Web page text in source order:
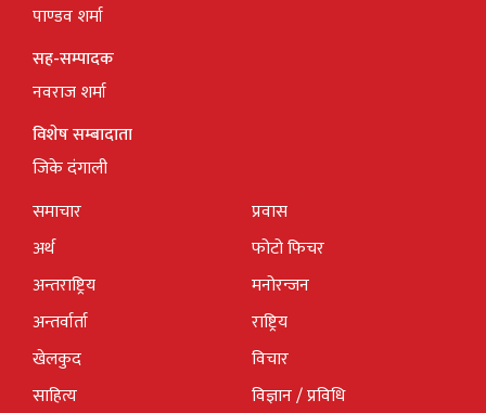
पाण्डव शर्मा
सह-सम्पादक
नवराज शर्मा
विशेष सम्बादाता
जिके दंगाली
समाचार
अर्थ
अन्तराष्ट्रिय
अन्तर्वार्ता
खेलकुद
साहित्य
प्रवास
फोटो फिचर
मनोरन्जन
राष्ट्रिय
विचार
विज्ञान / प्रविधि